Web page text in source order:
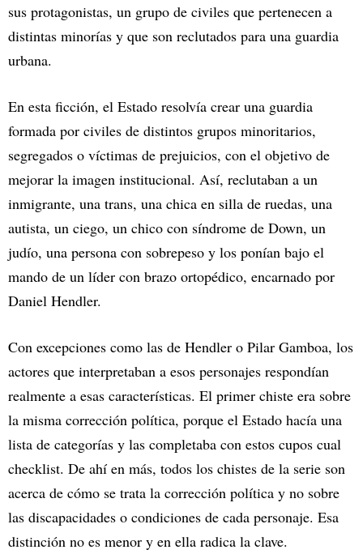
sus protagonistas, un grupo de civiles que pertenecen a
distintas minorías y que son reclutados para una guardia
urbana.
En esta ficción, el Estado resolvía crear una guardia
formada por civiles de distintos grupos minoritarios,
segregados o víctimas de prejuicios, con el objetivo de
mejorar la imagen institucional. Así, reclutaban a un
inmigrante, una trans, una chica en silla de ruedas, una
autista, un ciego, un chico con síndrome de Down, un
judío, una persona con sobrepeso y los ponían bajo el
mando de un líder con brazo ortopédico, encarnado por
Daniel Hendler.
Con excepciones como las de Hendler o Pilar Gamboa, los
actores que interpretaban a esos personajes respondían
realmente a esas características. El primer chiste era sobre
la misma corrección política, porque el Estado hacía una
lista de categorías y las completaba con estos cupos cual
checklist. De ahí en más, todos los chistes de la serie son
acerca de cómo se trata la corrección política y no sobre
las discapacidades o condiciones de cada personaje. Esa
distinción no es menor y en ella radica la clave.